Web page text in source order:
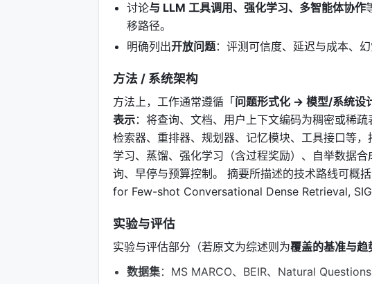
讨论与 LLM 工具调用、强化学习、多智能体协作
移路径。
明确列出开放问题：评测可信度、延迟与成本、
方法 / 系统架构
方法上，工作通常遵循「问题形式化 → 模型/系统
表示：将查询、文档、用户上下文编码为稠密或稀
检索器、重排器、规划器、记忆模块、工具接口等
学习、蒸馏、强化学习（含过程奖励）、自举数据合
询、早停与预算控制。 摘要所描述的技术路线可
for Few-shot Conversational Dense Retrieval,
实验与评估
实验与评估部分（若原文为综述则为覆盖的基准与趋
数据集：MS MARCO、BEIR、Natural